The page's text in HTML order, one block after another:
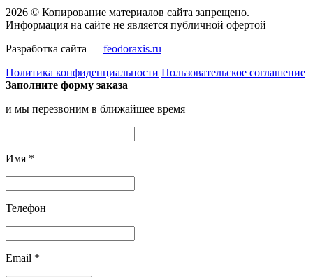
2026 © Копирование материалов сайта запрещено.
Информация на сайте не является публичной офертой
Разработка сайта — feodoraxis.ru
Политика конфиденциальности Пользовательское соглашение
Заполните форму заказа
и мы перезвоним в ближайшее время
Имя *
Телефон
Email *